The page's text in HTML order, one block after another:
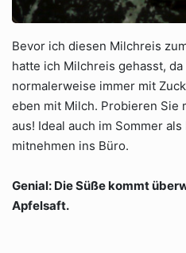
Bevor ich diesen Milchreis
hatte ich Milchreis gehasst,
normalerweise immer mit
eben mit Milch. Probieren Sie
aus! Ideal auch im Sommer
mitnehmen ins Büro.
Genial: Die Süße kommt
Apfelsaft.